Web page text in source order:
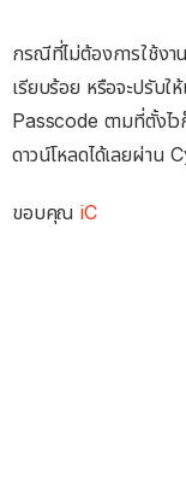
กรณีที่ไม่ต้องการใช้ง
เรียบร้อย หรือจะปรับ
Passcode ตามที่ตั้งไ
ดาวน์โหลดได้เลยผ่าน
ขอบคุณiC